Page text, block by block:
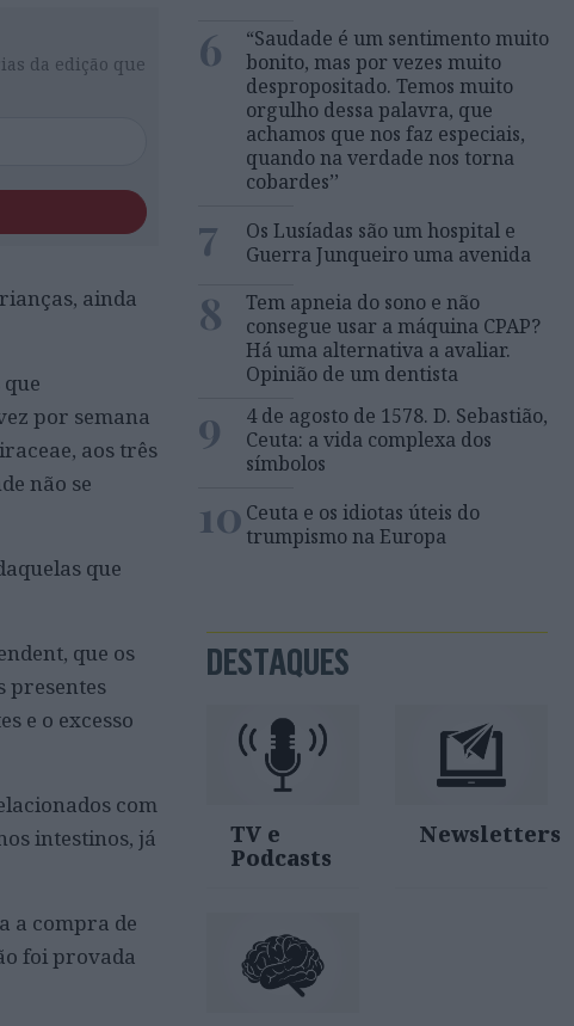
da edição que
ainda
por semana
aos três
não se
que
que os
presentes
e o excesso
com
intestinos, já
a compra de
foi provada
6
“Saudade é um sentimento muito
bonito, mas por vezes muito
despropositado. Temos muito
orgulho dessa palavra, que
achamos que nos faz especiais,
quando na verdade nos torna
cobardes’’
7
Os Lusíadas são um hospital e
Guerra Junqueiro uma avenida
8
Tem apneia do sono e não
consegue usar a máquina CPAP?
Há uma alternativa a avaliar.
Opinião de um dentista
9
4 de agosto de 1578. D. Sebastião,
Ceuta: a vida complexa dos
símbolos
10 Ceuta e os idiotas úteis do
trumpismo na Europa
DESTAQUES
TV e
Podcasts
Newsletters